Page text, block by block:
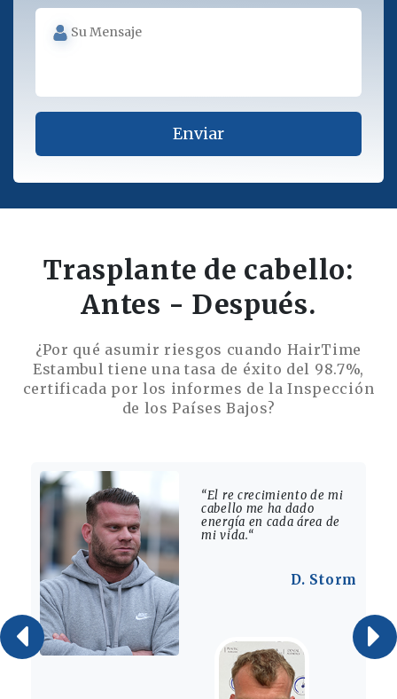
Trasplante de cabello:
Antes - Después.
¿Por qué asumir riesgos cuando HairTime
Estambul tiene una tasa de éxito del 98.7%,
certificada por los informes de la Inspección
de los Países Bajos?
“El re crecimiento de mi
cabello me ha dado
energía en cada área de
mi vida.“
D. Storm